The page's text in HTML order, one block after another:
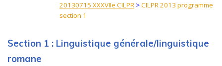
20130715 XXXVIIe CILPR >CILPR 2013 programme
section 1
Section 1 : Linguistique générale/linguistique
romane